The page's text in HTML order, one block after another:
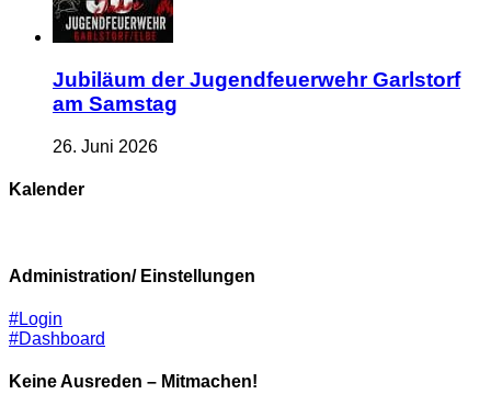
Jubiläum der Jugendfeuerwehr Garlstorf
am Samstag
26. Juni 2026
Kalender
Administration/ Einstellungen
#Login
#Dashboard
Keine Ausreden – Mitmachen!